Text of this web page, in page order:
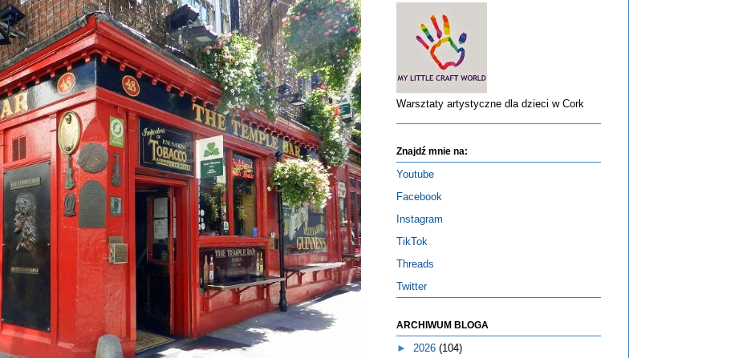
Warsztaty artystyczne dla dzieci w Cork
Znajdź mnie na:
Youtube
Facebook
Instagram
TikTok
Threads
Twitter
ARCHIWUM BLOGA
► 2026 (104)